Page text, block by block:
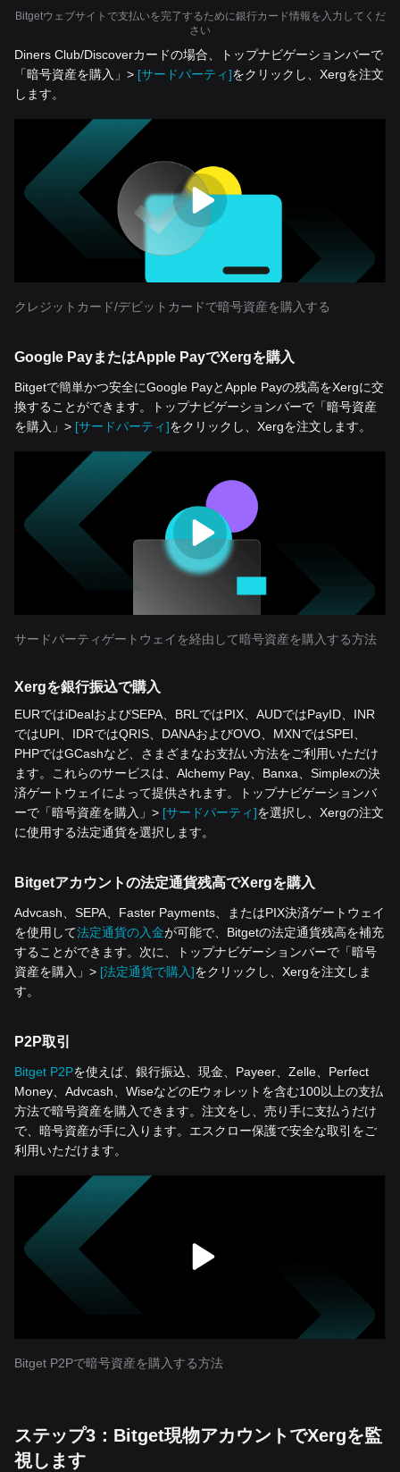
Bitgetウェブサイトで支払いを完了するために銀行カード情報を入力してくだ
さい
Diners Club/Discoverカードの場合、トップナビゲーションバーで
「暗号資産を‌購入」> [サードパーティ]をクリックし、Xergを注文
します。
クレジットカード/デビットカードで暗号資産を購入する
Google PayまたはApple PayでXergを購入
Bitgetで簡単かつ安全にGoogle PayとApple Payの残高をXergに交
換することができます。トップナビゲーションバーで「暗号資産
を‌購入」> [サードパーティ]をクリックし、Xergを注文します。
サードパーティゲートウェイを経由して暗号資産を購入する方法
Xergを銀行振込で購入
EURではiDealおよびSEPA、BRLではPIX、AUDではPayID、INR
ではUPI、IDRではQRIS、DANAおよびOVO、MXNではSPEI、
PHPではGCashなど、さまざまなお支払い方法をご利用いただけ
ます。これらのサービスは、Alchemy Pay、Banxa、Simplexの決
済ゲートウェイによって提供されます。トップナビゲーションバ
ーで「暗号資産を‌購入」> [サードパーティ]を選択し、Xergの注文
に使用する法定通貨を選択します。
Bitgetアカウントの法定通貨残高でXergを購入
Advcash、SEPA、Faster Payments、またはPIX決済ゲートウェイ
を使用して法定通貨の入金が可能で、Bitgetの法定通貨残高を補充
することができます。次に、トップナビゲーションバーで「暗号
資産を‌購入」> [法定通貨で購入]をクリックし、Xergを注文しま
す。
P2P取引
Bitget P2Pを使えば、銀行振込、現金、Payeer、Zelle、Perfect
Money、Advcash、WiseなどのEウォレットを含む100以上の支払
方法で暗号資産を購入できます。注文をし、売り手に支払うだけ
で、暗号資産が手に入ります。エスクロー保護で安全な取引をご
利用いただけます。
Bitget P2Pで暗号資産を購入する方法
ステップ3：Bitget現物アカウントでXergを監
視します